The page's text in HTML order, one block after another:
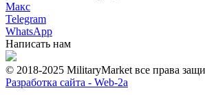
Макс
Telegram
WhatsApp
Написать нам
© 2018-2025 MilitaryMarket все права
Разработка сайта - Web-2a